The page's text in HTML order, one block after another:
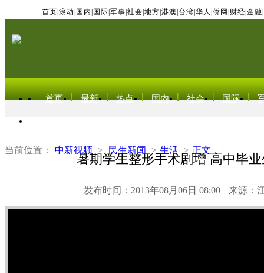
首页 滚动 国内 国际 军事 社会 地方 港澳 台湾 华人 侨网 财经 金融
首页 最新 热点 国内 社会 国际
当前位置： 中新视频 > 民生新闻 > 生活 > 正文
暑期学生整形手术剧增 高中毕
发布时间：2013年08月06日 08:00 来源：